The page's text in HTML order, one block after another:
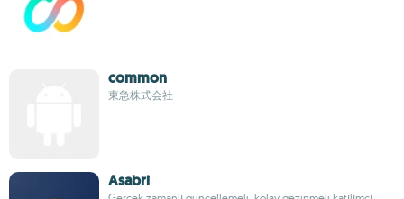
common
東急株式会社
Asabri